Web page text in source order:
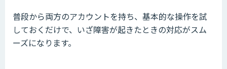
普段から両方のアカウントを持ち、基本的な操作を試
しておくだけで、いざ障害が起きたときの対応がスム
ーズになります。